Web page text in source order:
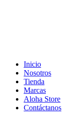
Inicio
Nosotros
Tienda
Marcas
Aloha Store
Contáctanos